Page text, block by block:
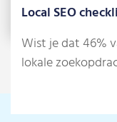
Local SEO
Wist je dat 46%
lokale